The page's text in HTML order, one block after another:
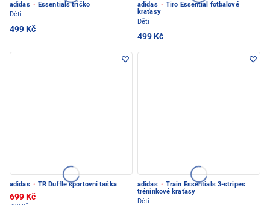
adidas · Essentials tričko
Děti
499 Kč
adidas · Tiro Essential fotbalové
kraťasy
Děti
499 Kč
adidas · TR Duffle sportovní taška
699 Kč
adidas · Train Essentials 3-stripes
tréninkové kraťasy
Děti